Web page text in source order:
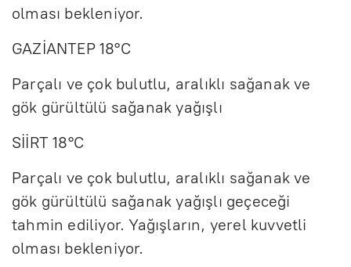
olması bekleniyor.
GAZİANTEP 18°C
Parçalı ve çok bulutlu, aralıklı sağanak ve
gök gürültülü sağanak yağışlı
SİİRT 18°C
Parçalı ve çok bulutlu, aralıklı sağanak ve
gök gürültülü sağanak yağışlı geçeceği
tahmin ediliyor. Yağışların, yerel kuvvetli
olması bekleniyor.